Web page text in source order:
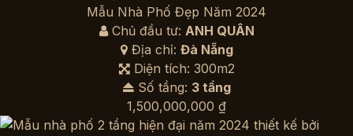
là:
3,800,000 ₫.
tại
là:
Mẫu Nhà Phố Đẹp Năm 2024
Chủ đầu tư: ANH QUÂN
Địa chỉ: Đà Nẵng
Diện tích: 300m2
Số tầng: 3 tầng
1,500,000,000 ₫